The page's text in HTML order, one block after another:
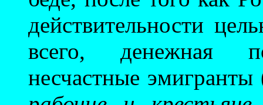
действительности
всего, денежная
несчастные эмигранты